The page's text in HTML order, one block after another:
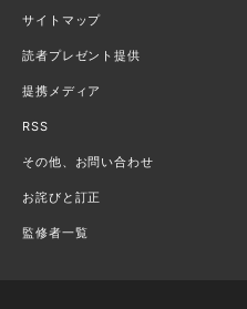
サイトマップ
読者プレゼント提供
提携メディア
RSS
その他、お問い合わせ
お詫びと訂正
監修者一覧